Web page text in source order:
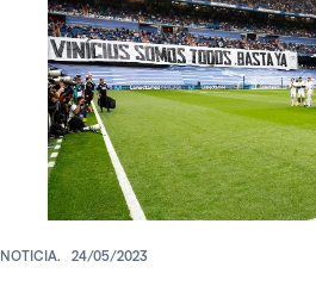
NOTICIA. 24/05/2023